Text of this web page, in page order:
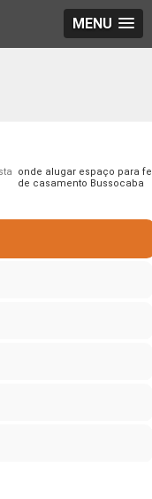
MENU
onde alugar espaço para
de casamento Bussocaba